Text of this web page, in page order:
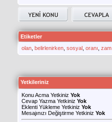
Etiketler
olan belirlenirken sosyal oranı zam
Yetkileriniz
Konu Acma Yetkiniz Yok
Cevap Yazma Yetkiniz Yok
Eklenti Yükleme Yetkiniz Yok
Mesajınızı Değiştirme Yetkiniz Yok